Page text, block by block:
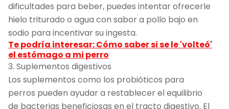
dificultades para beber, puedes intentar ofrecerle
hielo triturado o agua con sabor a pollo bajo en
sodio para incentivar su ingesta.
Te podría interesar: Cómo saber si se le 'volteó'
el estómago a mi perro
3. Suplementos digestivos
Los suplementos como los probióticos para
perros pueden ayudar a restablecer el equilibrio
de bacterias beneficiosas en el tracto digestivo. El